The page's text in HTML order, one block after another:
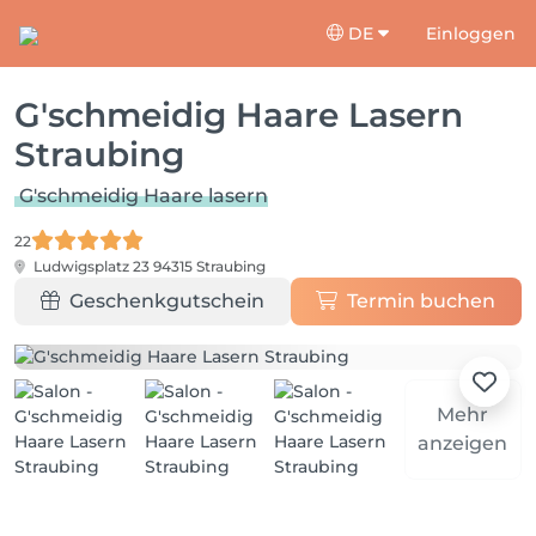
DE Einloggen
G'schmeidig Haare Lasern
Straubing
G'schmeidig Haare lasern
22
Ludwigsplatz 23 94315 Straubing
Geschenkgutschein Termin buchen
Mehr
anzeigen